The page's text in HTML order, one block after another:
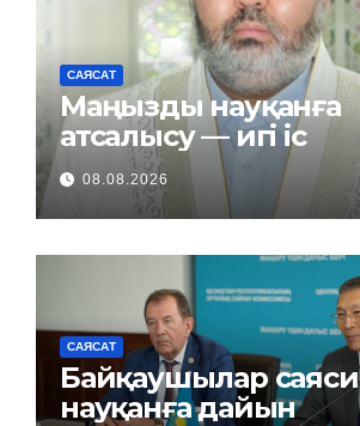
САЯСАТ
Маңызды науқанға
атсалысу — игі іс
08.08.2026
САЯСАТ
Байқаушылар саяси
науқанға дайын